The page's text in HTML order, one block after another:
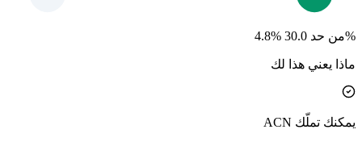
4.8% من حد 30.0%
ماذا يعني هذا لك
يمكنك تملّك ACN